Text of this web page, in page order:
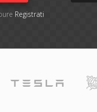
Registrati